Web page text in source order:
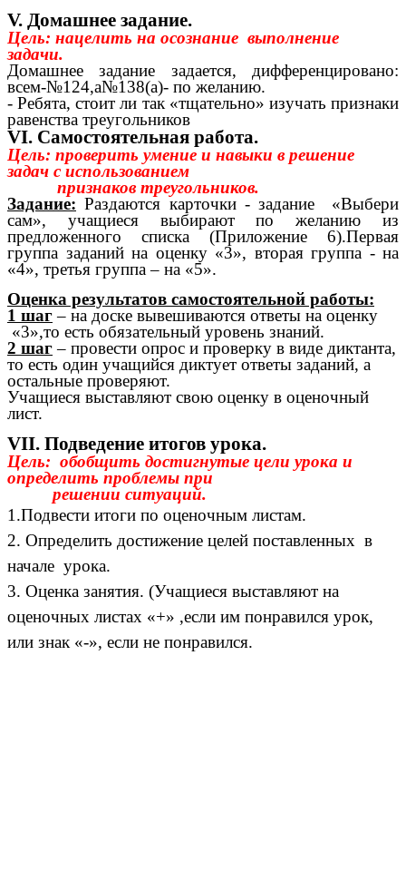
V. Домашнее задание.
Цель: нацелить на осознание выполнение
задачи.
Домашнее задание задается, дифференцировано:
всем-№124,а№138(а)- по желанию.
- Ребята, стоит ли так «тщательно» изучать признаки
равенства треугольников
VI. Самостоятельная работа.
Цель: проверить умение и навыки в решение
задач с использованием
признаков треугольников.
Задание: Раздаются карточки - задание «Выбери
сам», учащиеся выбирают по желанию из
предложенного списка (Приложение 6).Первая
группа заданий на оценку «3», вторая группа - на
«4», третья группа – на «5».
Оценка результатов самостоятельной работы:
1 шаг– на доске вывешиваются ответы на оценку
«3»,то есть обязательный уровень знаний.
2 шаг– провести опрос и проверку в виде диктанта,
то есть один учащийся диктует ответы заданий, а
остальные проверяют.
Учащиеся выставляют свою оценку в оценочный
лист.
VII. Подведение итогов урока.
Цель: обобщить достигнутые цели урока и
определить проблемы при
решении ситуаций.
1.Подвести итоги по оценочным листам.
2. Определить достижение целей поставленных в
начале урока.
3. Оценка занятия. (Учащиеся выставляют на
оценочных листах «+» ,если им понравился урок,
или знак «-», если не понравился.